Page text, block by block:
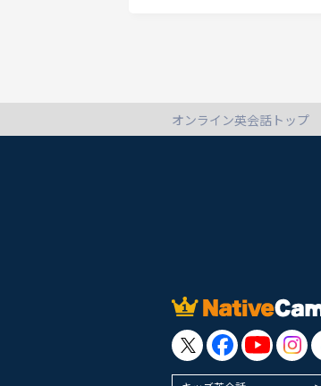
オンライン英会話トップ